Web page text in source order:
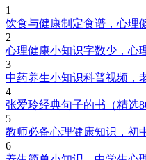
1
饮食与健康制定食谱，心理
2
心理健康小知识字数少，心
3
中药养生小知识科普视频，
4
张爱玲经典句子的书（精选
5
教师必备心理健康知识，初
6